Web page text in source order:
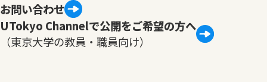
お問い合わせ
UTokyo Channelで公開をご希望の方へ
（東京大学の教員・職員向け）